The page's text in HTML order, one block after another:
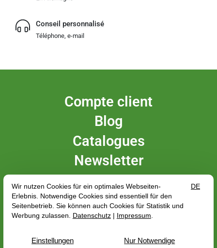
Conseil personnalisé
Téléphone, e-mail
Compte client
Blog
Catalogues
Newsletter
Messen
 